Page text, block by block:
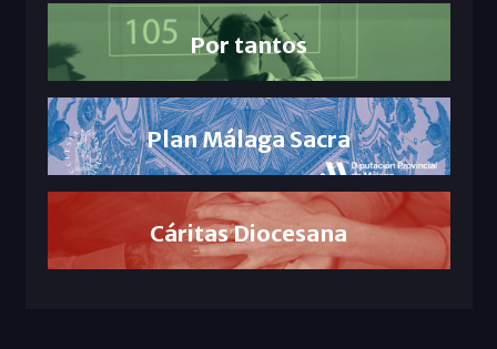
Por tantos
Plan Málaga Sacra
Cáritas Diocesana